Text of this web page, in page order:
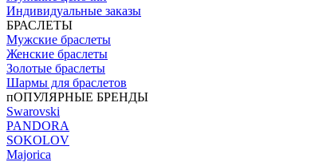
Индивидуальные заказы
БРАСЛЕТЫ
Мужские браслеты
Женские браслеты
Золотые браслеты
Шармы для браслетов
пОПУЛЯРНЫЕ БРЕНДЫ
Swarovski
PANDORA
SOKOLOV
Majorica